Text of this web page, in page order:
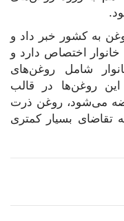
تن روغن به کشور خبر داد و
اختصاص دارد و
شامل روغن‌های
روغن‌ها در قالب
می‌شود، روغن ذرت
بسیار کمتری